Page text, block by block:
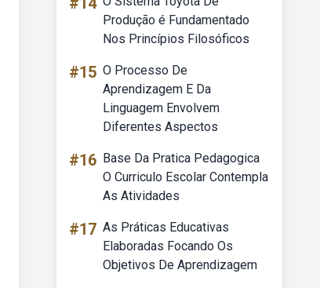
Produção é Fundamentado
Nos Princípios Filosóficos
#15 O Processo De
Aprendizagem E Da
Linguagem Envolvem
Diferentes Aspectos
#16 Base Da Pratica Pedagogica
O Curriculo Escolar Contempla
As Atividades
#17 As Práticas Educativas
Elaboradas Focando Os
Objetivos De Aprendizagem